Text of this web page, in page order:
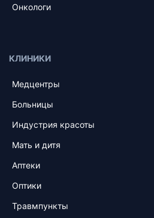
Онкологи
КЛИНИКИ
Медцентры
Больницы
Индустрия красоты
Мать и дитя
Аптеки
Оптики
Травмпункты